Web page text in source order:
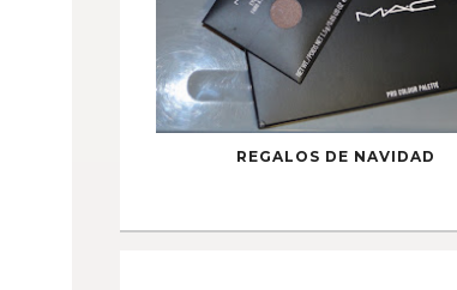
REGALOS DE NAVIDAD